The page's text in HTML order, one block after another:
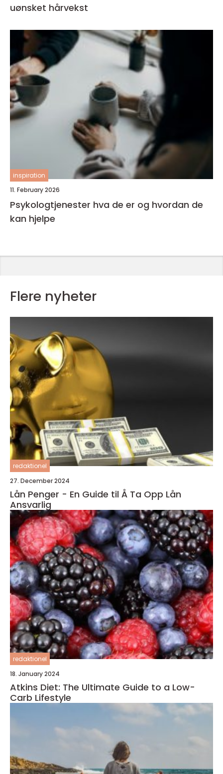
uønsket hårvekst
inspiration
11. February 2026
Psykologtjenester hva de er og hvordan de
kan hjelpe
Flere nyheter
redaktionel
27. December 2024
Lån Penger - En Guide til Å Ta Opp Lån
Ansvarlig
redaktionel
18. January 2024
Atkins Diet: The Ultimate Guide to a Low-
Carb Lifestyle